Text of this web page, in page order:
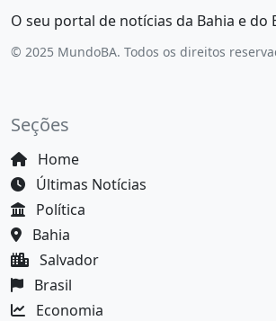
O seu portal de notícias da Bahia e do
© 2025 MundoBA. Todos os direitos
Seções
Home
Últimas Notícias
Política
Bahia
Salvador
Brasil
Economia